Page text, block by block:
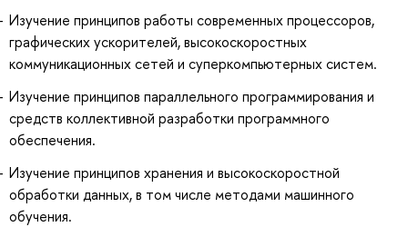
Изучение принципов работы современных процессоров,
графических ускорителей, высокоскоростных
коммуникационных сетей и суперкомпьютерных систем.
Изучение принципов параллельного программирования и
средств коллективной разработки программного
обеспечения.
Изучение принципов хранения и высокоскоростной
обработки данных, в том числе методами машинного
обучения.